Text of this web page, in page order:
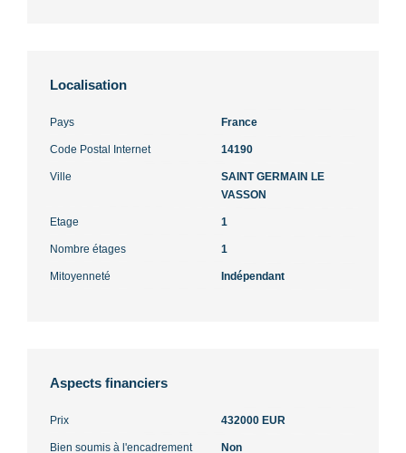
Localisation
Pays France
Code Postal Internet 14190
Ville
SAINT GERMAIN LE
VASSON
Etage 1
Nombre étages 1
Mitoyenneté Indépendant
Aspects financiers
Prix 432000 EUR
Bien soumis à l'encadrement Non